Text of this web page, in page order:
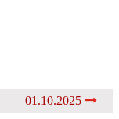
01.10.2025